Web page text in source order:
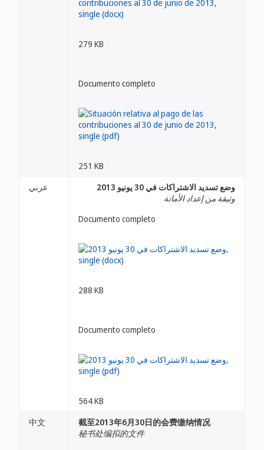
279 KB
Documento completo
251 KB
عربي
وضع تسديد الاشتراكات في 30 يونيو 2013
وثيقة من إعداد الأمانة
Documento completo
288 KB
Documento completo
564 KB
中文
截至2013年6月30日的会费缴纳情况
秘书处编拟的文件